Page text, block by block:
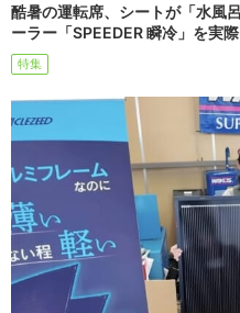
酷暑の運転席、シートが「水風
ーラー「SPEEDER 瞬冷」を実
特集